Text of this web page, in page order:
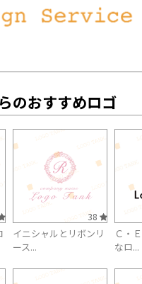
のおすすめロゴ
38
イニシャルとリボンリ
ース...
Ｃ・
なロ...